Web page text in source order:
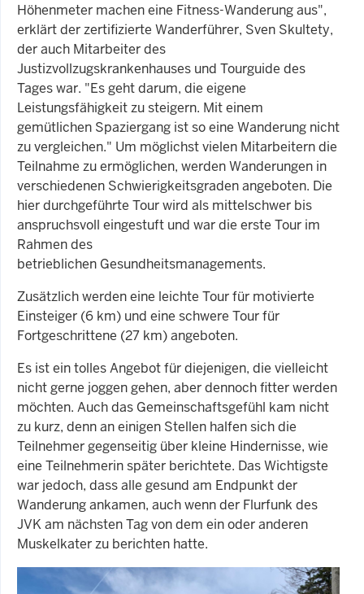
Höhenmeter machen eine Fitness-Wanderung aus",
erklärt der zertifizierte Wanderführer, Sven Skultety,
der auch Mitarbeiter des
Justizvollzugskrankenhauses und Tourguide des
Tages war. "Es geht darum, die eigene
Leistungsfähigkeit zu steigern. Mit einem
gemütlichen Spaziergang ist so eine Wanderung nicht
zu vergleichen." Um möglichst vielen Mitarbeitern die
Teilnahme zu ermöglichen, werden Wanderungen in
verschiedenen Schwierigkeitsgraden angeboten. Die
hier durchgeführte Tour wird als mittelschwer bis
anspruchsvoll eingestuft und war die erste Tour im
Rahmen des
betrieblichen Gesundheitsmanagements.
Zusätzlich werden eine leichte Tour für motivierte
Einsteiger (6 km) und eine schwere Tour für
Fortgeschrittene (27 km) angeboten.
Es ist ein tolles Angebot für diejenigen, die vielleicht
nicht gerne joggen gehen, aber dennoch fitter werden
möchten. Auch das Gemeinschaftsgefühl kam nicht
zu kurz, denn an einigen Stellen halfen sich die
Teilnehmer gegenseitig über kleine Hindernisse, wie
eine Teilnehmerin später berichtete. Das Wichtigste
war jedoch, dass alle gesund am Endpunkt der
Wanderung ankamen, auch wenn der Flurfunk des
JVK am nächsten Tag von dem ein oder anderen
Muskelkater zu berichten hatte.